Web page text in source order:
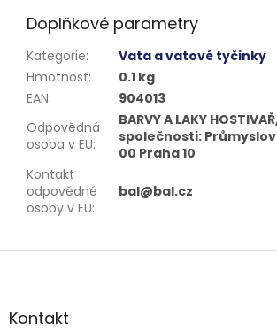
Doplňkové parametry
Kategorie:
Vata a vatové tyčinky
Hmotnost:
0.1 kg
EAN:
904013
Odpovědná
osoba v EU:
BARVY A LAKY
společnosti: Průmyslová
00 Praha 10
Kontakt
odpovědné
osoby v EU:
bal@bal.cz
Z
aKontakt